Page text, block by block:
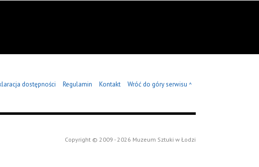
dostępności Regulamin Kontakt Wróć do góry serwisu ^
Copyright © 2009 - 2026 Muzeum Sztuki w Łodzi